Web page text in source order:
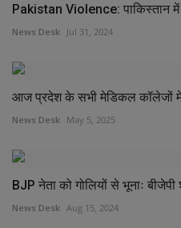
Pakistan Violence: पाकिस्तान
News Desk Jul 31, 2024
आज प्रदेश के सभी मेडिकल कॉलेजों में
News Desk May 5, 2025
BJP नेता को गोलियों से भूनाः बीजेपी
News Desk Aug 15, 2024